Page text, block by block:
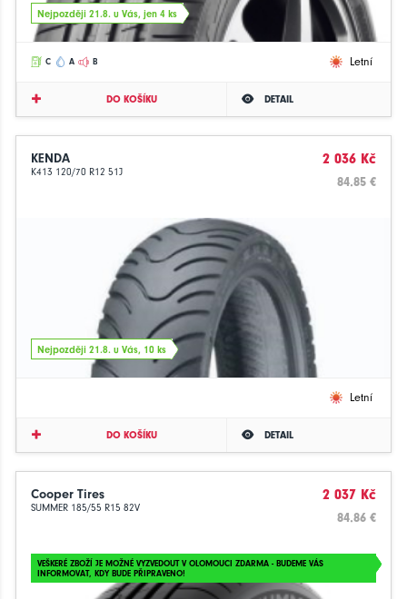
Nejpozději 21.8. u Vás, jen 4 ks
C A B Letní
DO KOŠÍKU DETAIL
KENDA
K413 120/70 R12 51J
2 036 Kč
84.85 €
Nejpozději 21.8. u Vás, 10 ks
Letní
DO KOŠÍKU DETAIL
Cooper Tires
SUMMER 185/55 R15 82V
2 037 Kč
84.86 €
VEŠKERÉ ZBOŽÍ JE MOŽNÉ VYZVEDOUT V OLOMOUCI ZDARMA - BUDEME VÁS
INFORMOVAT, KDY BUDE PŘIPRAVENO!